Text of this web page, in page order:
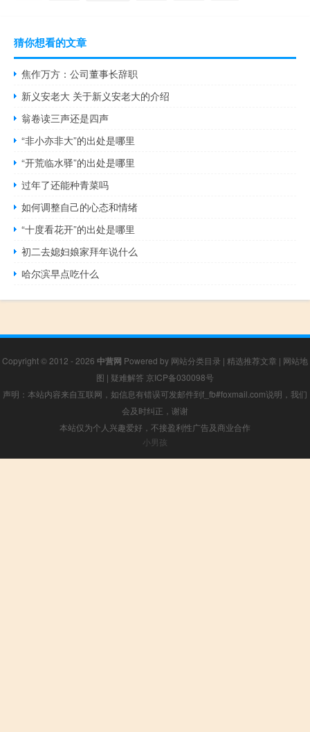
猜你想看的文章
焦作万方：公司董事长辞职
新义安老大 关于新义安老大的介绍
翁卷读三声还是四声
“非小亦非大”的出处是哪里
“开荒临水驿”的出处是哪里
过年了还能种青菜吗
如何调整自己的心态和情绪
“十度看花开”的出处是哪里
初二去媳妇娘家拜年说什么
哈尔滨早点吃什么
Copyright © 2012 - 2026 中营网 Powered by 网站分类目录 | 精选推荐文章 | 网站地
图 | 疑难解答 京ICP备030098号
声明：本站内容来自互联网，如信息有错误可发邮件到f_fb#foxmail.com说明，我们
会及时纠正，谢谢
本站仅为个人兴趣爱好，不接盈利性广告及商业合作
小男孩